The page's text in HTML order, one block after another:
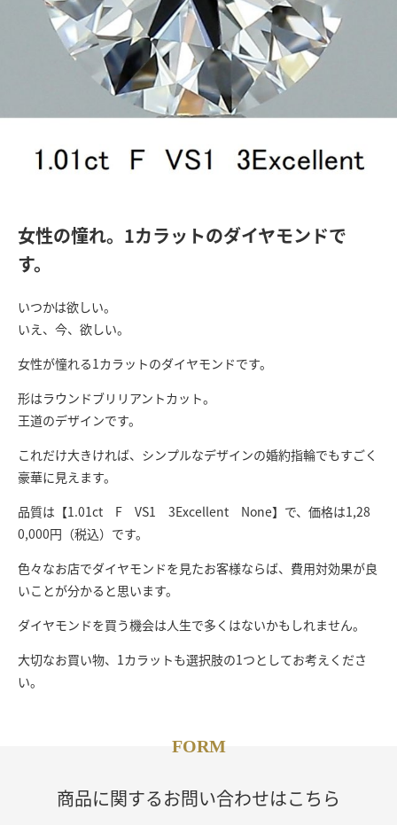
女性の憧れ。1カラットのダイヤモンドで
す。
いつかは欲しい。
いえ、今、欲しい。
女性が憧れる1カラットのダイヤモンドです。
形はラウンドブリリアントカット。
王道のデザインです。
これだけ大きければ、シンプルなデザインの婚約指輪でもすごく
豪華に見えます。
品質は【1.01ct F VS1 3Excellent None】で、価格は1,28
0,000円（税込）です。
色々なお店でダイヤモンドを見たお客様ならば、費用対効果が良
いことが分かると思います。
ダイヤモンドを買う機会は人生で多くはないかもしれません。
大切なお買い物、1カラットも選択肢の1つとしてお考えくださ
い。
FORM
商品に関するお問い合わせはこちら